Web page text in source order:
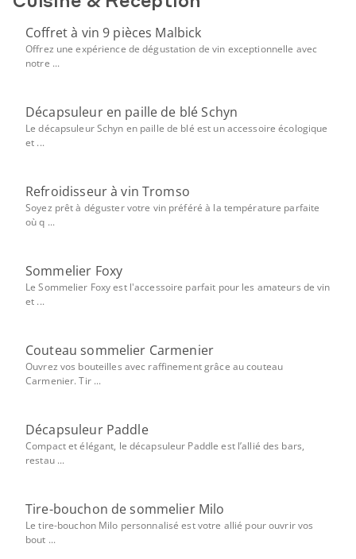
Coffret à vin 9 pièces Malbick
Offrez une expérience de dégustation de vin exceptionnelle avec
notre ...
Décapsuleur en paille de blé Schyn
Le décapsuleur Schyn en paille de blé est un accessoire écologique
et ...
Refroidisseur à vin Tromso
Soyez prêt à déguster votre vin préféré à la température parfaite
où q ...
Sommelier Foxy
Le Sommelier Foxy est l'accessoire parfait pour les amateurs de vin
et ...
Couteau sommelier Carmenier
Ouvrez vos bouteilles avec raffinement grâce au couteau
Carmenier. Tir ...
Décapsuleur Paddle
Compact et élégant, le décapsuleur Paddle est l’allié des bars,
restau ...
Tire-bouchon de sommelier Milo
Le tire-bouchon Milo personnalisé est votre allié pour ouvrir vos
bout ...